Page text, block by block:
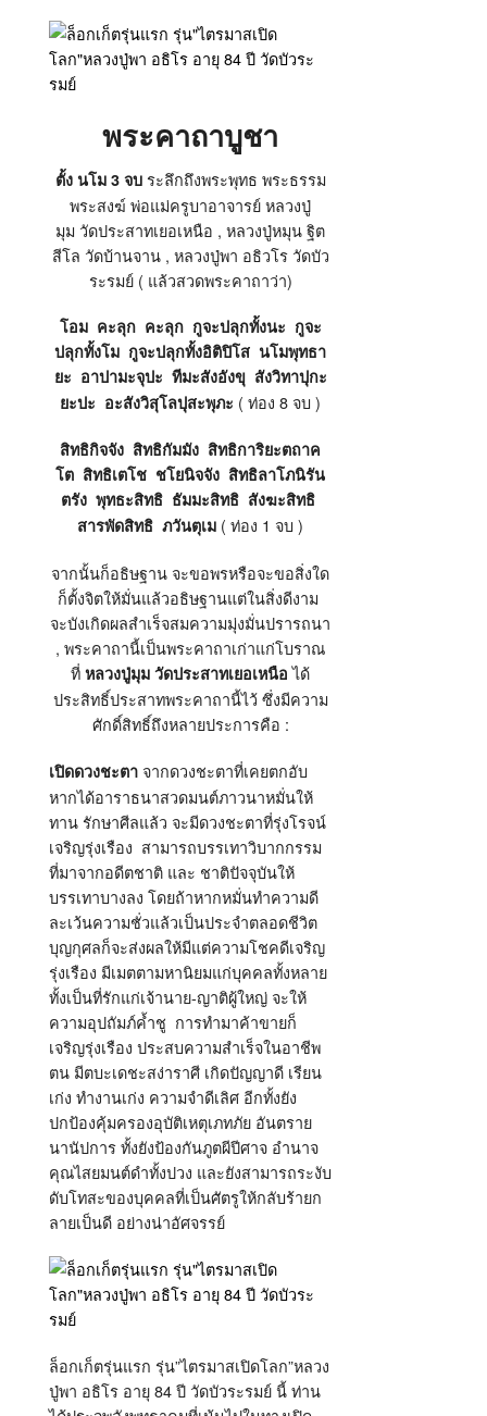
พระคาถาบูชา
ตั้ง นโม 3 จบระลึกถึงพระพุทธ พระธรรม
พระสงฆ์ พ่อแม่ครูบาอาจารย์ หลวงปู่
มุม วัดประสาทเยอเหนือ , หลวงปู่หมุน ฐิต
สีโล วัดบ้านจาน , หลวงปู่พา อธิวโร วัดบัว
ระรมย์ ( แล้วสวดพระคาถาว่า)
โอม คะลุก คะลุก กูจะปลุกทั้งนะ กูจะ
ปลุกทั้งโม กูจะปลุกทั้งอิติปิโส นโมพุทธา
ยะ อาปามะจุปะ ทีมะสังอังขุ สังวิทาปุกะ
ยะปะ อะสังวิสุโลปุสะพุภะ ( ท่อง 8 จบ )
สิทธิกิจจัง สิทธิกัมมัง สิทธิการิยะตถาค
โต สิทธิเตโช ชโยนิจจัง สิทธิลาโภนิรัน
ตรัง พุทธะสิทธิ ธัมมะสิทธิ สังฆะสิทธิ
สารพัดสิทธิ ภวันตุเม ( ท่อง 1 จบ )
จากนั้นก็อธิษฐาน จะขอพรหรือจะขอสิ่งใด
ก็ตั้งจิตให้มั่นแล้วอธิษฐานแต่ในสิ่งดีงาม
จะบังเกิดผลสำเร็จสมความมุ่งมั่นปรารถนา
, พระคาถานี้เป็นพระคาถาเก่าแก่โบราณ
ที่ หลวงปู่มุม วัดประสาทเยอเหนือได้
ประสิทธิ์ประสาทพระคาถานี้ไว้ ซึ่งมีความ
ศักดิ์สิทธิ์ถึงหลายประการคือ :
เปิดดวงชะตา จากดวงชะตาที่เคยตกอับ
หากได้อาราธนาสวดมนต์ภาวนาหมั่นให้
ทาน รักษาศีลแล้ว จะมีดวงชะตาที่รุ่งโรจน์
เจริญรุ่งเรือง สามารถบรรเทาวิบากกรรม
ที่มาจากอดีตชาติ และ ชาติปัจจุบันให้
บรรเทาบางลง โดยถ้าหากหมั่นทำความดี
ละเว้นความชั่วแล้วเป็นประจำตลอดชีวิต
บุญกุศลก็จะส่งผลให้มีแต่ความโชคดีเจริญ
รุ่งเรือง มีเมตตามหานิยมแก่บุคคลทั้งหลาย
ทั้งเป็นที่รักแก่เจ้านาย-ญาติผู้ใหญ่ จะให้
ความอุปถัมภ์ค้ำชู การทำมาค้าขายก็
เจริญรุ่งเรือง ประสบความสำเร็จในอาชีพ
ตน มีตบะเดชะสง่าราศี เกิดปัญญาดี เรียน
เก่ง ทำงานเก่ง ความจำดีเลิศ อีกทั้งยัง
ปกป้องคุ้มครองอุบัติเหตุเภทภัย อันตราย
นานัปการ ทั้งยังป้องกันภูตผีปีศาจ อำนาจ
คุณไสยมนต์ดำทั้งปวง และยังสามารถระงับ
ดับโทสะของบุคคลที่เป็นศัตรูให้กลับร้ายก
ลายเป็นดี อย่างน่าอัศจรรย์
ล็อกเก็ตรุ่นแรก รุ่น”ไตรมาสเปิดโลก”หลวง
ปู่พา อธิโร อายุ 84 ปี วัดบัวระรมย์ นี้ ท่าน